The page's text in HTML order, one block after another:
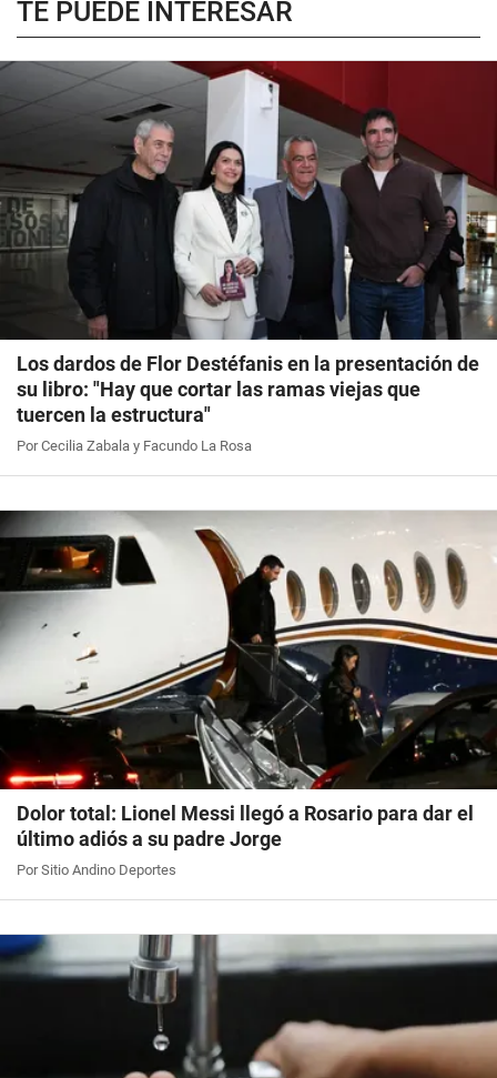
TE PUEDE INTERESAR
Los dardos de Flor Destéfanis en la presentación de
su libro: "Hay que cortar las ramas viejas que
tuercen la estructura"
Por Cecilia Zabala y Facundo La Rosa
Dolor total: Lionel Messi llegó a Rosario para dar el
último adiós a su padre Jorge
Por Sitio Andino Deportes